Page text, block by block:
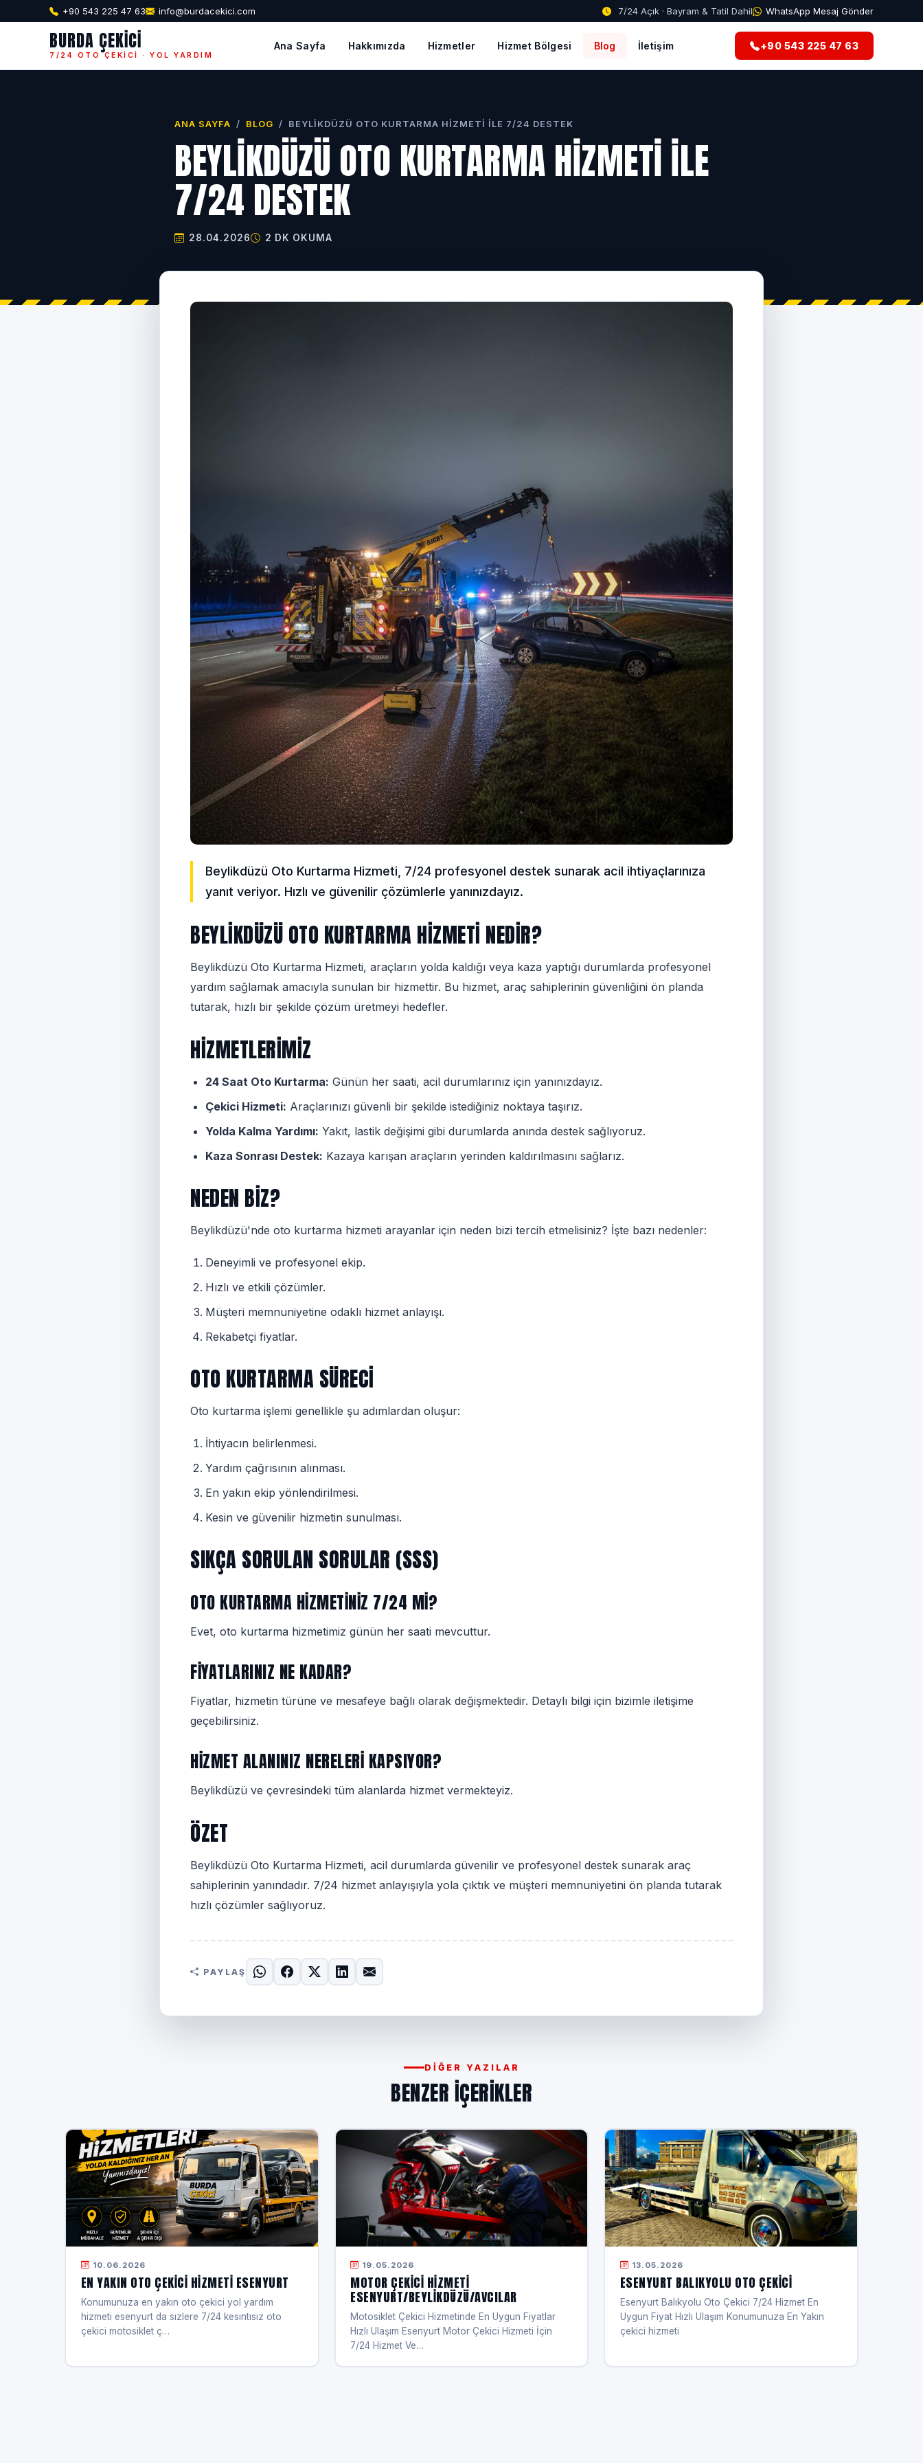
+90 543 225 47 63 info@burdacekici.com 7/24 Açık · Bayram & Tatil Dahil WhatsApp Mesaj Gönder
BURDA ÇEKICI
7/24 OTO ÇEKICI · YOL YARDIM
Ana Sayfa Hakkımızda Hizmetler Hizmet Bölgesi Blog İletişim +90 543 225 47 63
ANA SAYFA / BLOG / BEYLIKDÜZÜ OTO KURTARMA HIZMETI ILE 7/24 DESTEK
BEYLIKDÜZÜ OTO KURTARMA HIZMETI ILE
7/24 DESTEK
28.04.2026 2 DK OKUMA
Beylikdüzü Oto Kurtarma Hizmeti, 7/24 profesyonel destek sunarak acil ihtiyaçlarınıza
yanıt veriyor. Hızlı ve güvenilir çözümlerle yanınızdayız.
BEYLIKDÜZÜ OTO KURTARMA HIZMETI NEDIR?
Beylikdüzü Oto Kurtarma Hizmeti, araçların yolda kaldığı veya kaza yaptığı durumlarda profesyonel
yardım sağlamak amacıyla sunulan bir hizmettir. Bu hizmet, araç sahiplerinin güvenliğini ön planda
tutarak, hızlı bir şekilde çözüm üretmeyi hedefler.
HIZMETLERIMIZ
24 Saat Oto Kurtarma: Günün her saati, acil durumlarınız için yanınızdayız.
Çekici Hizmeti: Araçlarınızı güvenli bir şekilde istediğiniz noktaya taşırız.
Yolda Kalma Yardımı: Yakıt, lastik değişimi gibi durumlarda anında destek sağlıyoruz.
Kaza Sonrası Destek: Kazaya karışan araçların yerinden kaldırılmasını sağlarız.
NEDEN BIZ?
Beylikdüzü'nde oto kurtarma hizmeti arayanlar için neden bizi tercih etmelisiniz? İşte bazı nedenler:
Deneyimli ve profesyonel ekip.
Hızlı ve etkili çözümler.
Müşteri memnuniyetine odaklı hizmet anlayışı.
Rekabetçi fiyatlar.
OTO KURTARMA SÜRECI
Oto kurtarma işlemi genellikle şu adımlardan oluşur:
İhtiyacın belirlenmesi.
Yardım çağrısının alınması.
En yakın ekip yönlendirilmesi.
Kesin ve güvenilir hizmetin sunulması.
SIKÇA SORULAN SORULAR (SSS)
OTO KURTARMA HIZMETINIZ 7/24 MI?
Evet, oto kurtarma hizmetimiz günün her saati mevcuttur.
FIYATLARINIZ NE KADAR?
Fiyatlar, hizmetin türüne ve mesafeye bağlı olarak değişmektedir. Detaylı bilgi için bizimle iletişime
geçebilirsiniz.
HIZMET ALANINIZ NERELERI KAPSIYOR?
Beylikdüzü ve çevresindeki tüm alanlarda hizmet vermekteyiz.
ÖZET
Beylikdüzü Oto Kurtarma Hizmeti, acil durumlarda güvenilir ve profesyonel destek sunarak araç
sahiplerinin yanındadır. 7/24 hizmet anlayışıyla yola çıktık ve müşteri memnuniyetini ön planda tutarak
hızlı çözümler sağlıyoruz.
PAYLAŞ
DIĞER YAZILAR
BENZER IÇERIKLER
10.06.2026
EN YAKIN OTO ÇEKICI HIZMETI ESENYURT
Konumunuza en yakın oto çekici yol yardım
hizmeti esenyurt da sızlere 7/24 kesıntısız oto
çekici motosiklet ç…
19.05.2026
MOTOR ÇEKICI HIZMETI
ESENYURT/BEYLIKDÜZÜ/AVCILAR
Motosiklet Çekici Hizmetinde En Uygun Fiyatlar
Hızlı Ulaşım Esenyurt Motor Çekici Hizmeti İçin
7/24 Hizmet Ve…
13.05.2026
ESENYURT BALIKYOLU OTO ÇEKICI
Esenyurt Balıkyolu Oto Çekici 7/24 Hizmet En
Uygun Fiyat Hızlı Ulaşım Konumunuza En Yakın
çekici hizmeti